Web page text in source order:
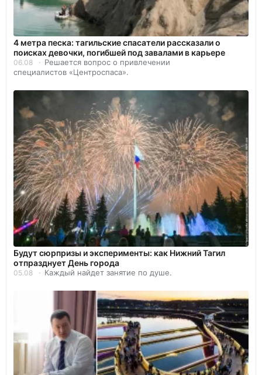
4 метра песка: тагильские спасатели рассказали о
поисках девочки, погибшей под завалами в карьере
06.08
Решается вопрос о привлечении
специалистов «Центроспаса».
Будут сюрпризы и эксперименты: как Нижний Тагил
отпразднует День города
05.08 Каждый найдет занятие по душе.